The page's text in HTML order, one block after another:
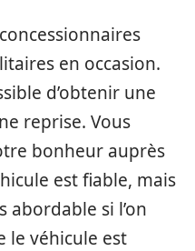
en occasion.
d’obtenir une
reprise. Vous
bonheur auprès
est fiable, mais
abordable si l’on
le véhicule est